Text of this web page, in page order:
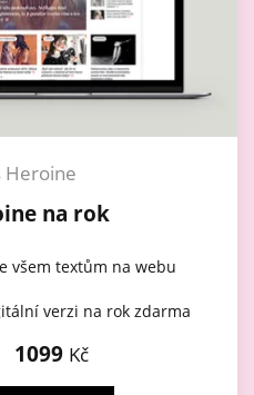
Heroine
na rok
všem textům na webu
verzi na rok zdarma
1099 Kč